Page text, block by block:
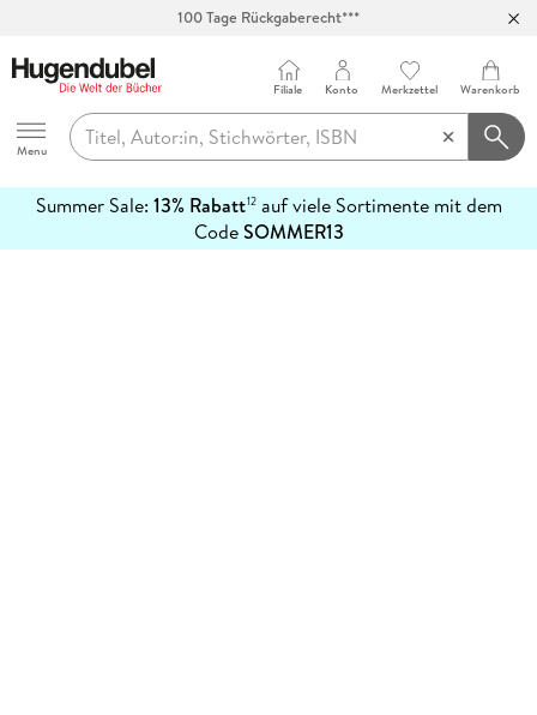
100 Tage Rückgaberecht***
Hugendubel
Menu
Filiale Konto Merkzettel Warenkorb
Summer Sale: 13% Rabatt12auf viele Sortimente mit dem
CodeSOMMER13
erfahren